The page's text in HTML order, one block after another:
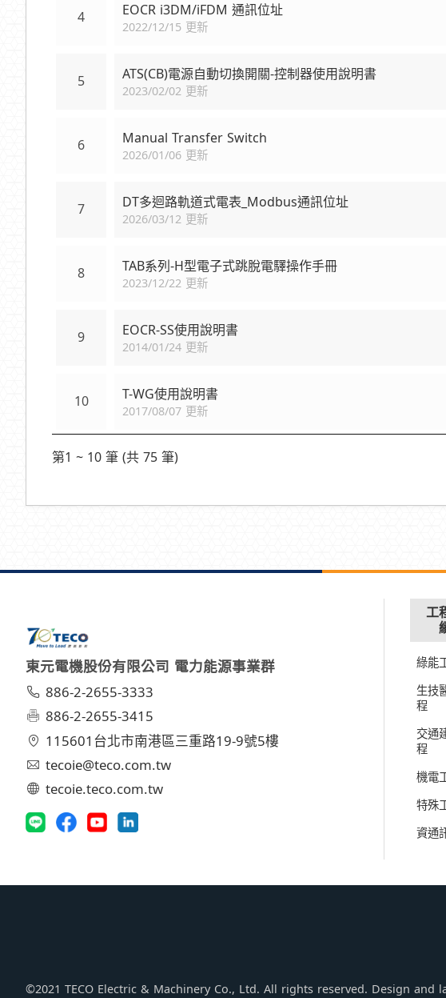
4 EOCR i3DM/iFDM 通訊位址
2022/12/15 更新
5 ATS(CB)電源自動切換開關-控制器使用說明書
2023/02/02 更新
6 Manual Transfer Switch
2026/01/06 更新
7 DT多迴路軌道式電表_Modbus通訊位址
2026/03/12 更新
8 TAB系列-H型電子式跳脫電驛操作手冊
2023/12/22 更新
9 EOCR-SS使用說明書
2014/01/24 更新
10 T-WG使用說明書
2017/08/07 更新
第1 ~ 10 筆 (共 75 筆)
東元電機股份有限公司 電力能源事業群
886-2-2655-3333
886-2-2655-3415
115601台北市南港區三重路19-9號5樓
tecoie@teco.com.tw
tecoie.teco.com.tw
工
綠能
生技
程
交通
程
機電
特殊
資通
©2021 TECO Electric & Machinery Co., Ltd. All rights reserved. Design and